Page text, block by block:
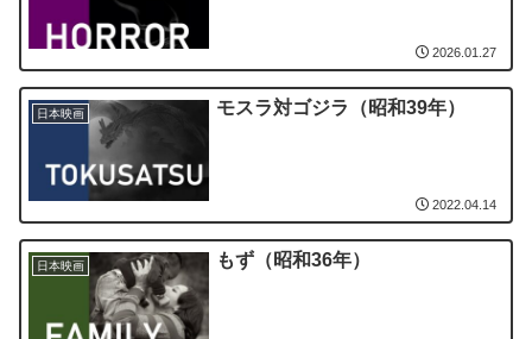
2026.01.27
日本映画 モスラ対ゴジラ（昭和39年）
2022.04.14
日本映画 もず（昭和36年）